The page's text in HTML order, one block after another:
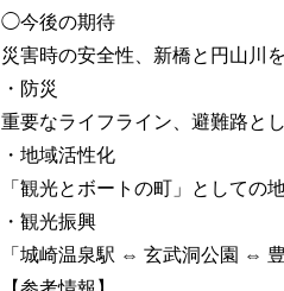
◯今後の期待
災害時の安全性、新橋と円山川
・防災
重要なライフライン、避難路とし
・地域活性化
「観光とボートの町」としての
・観光振興
「城崎温泉駅 ⇔ 玄武洞公園 ⇔